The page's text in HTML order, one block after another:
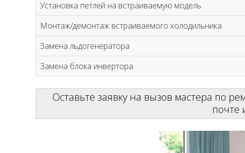
Установка петлей на встраиваемую модель
Монтаж/демонтаж встраиваемого холодильника
Замена льдогенератора
Замена блока инвертора
Оставьте заявку на вызов мастера по
почте